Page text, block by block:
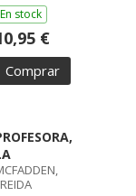
En stock
€
Comprar